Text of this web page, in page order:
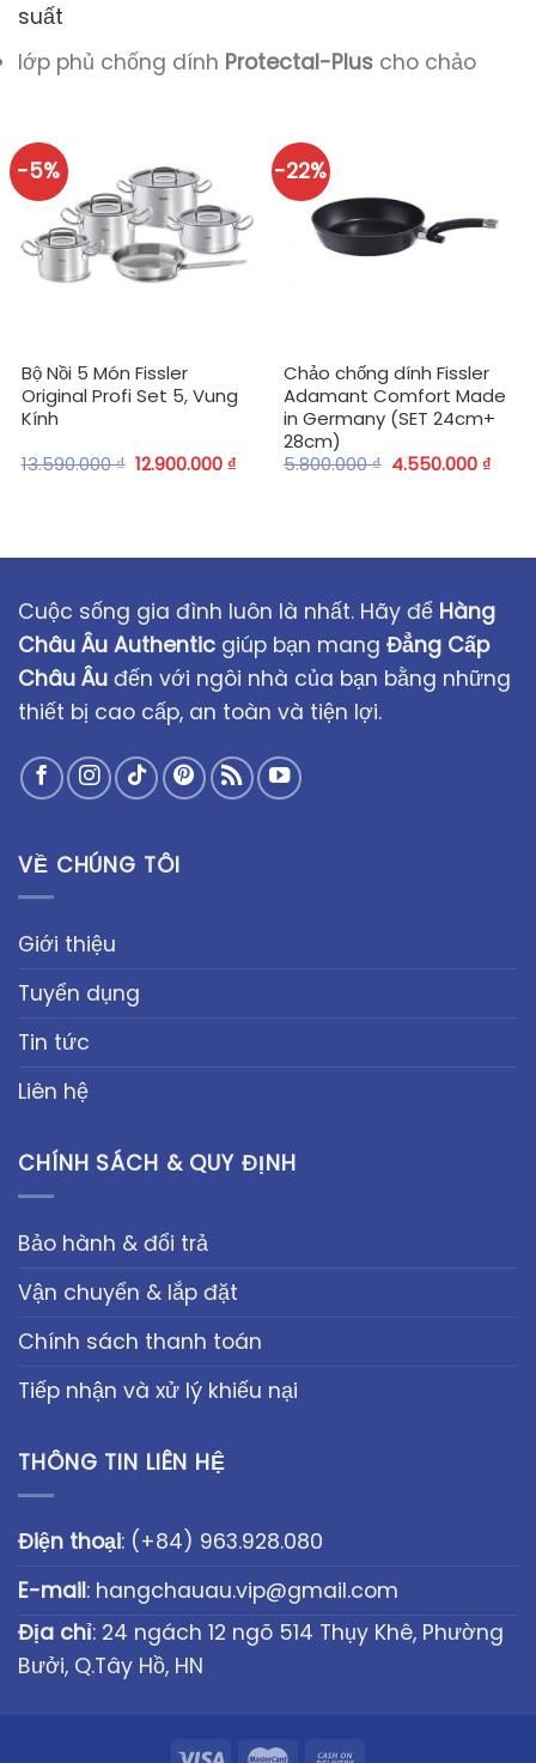
suất
lớp phủ chống dính Protectal-Plus cho chảo
-5%
Bộ Nồi 5 Món Fissler
Original Profi Set 5, Vung
Kính
13.590.000₫ 12.900.000 ₫
-22%
Chảo chống dính Fissler
Adamant Comfort Made
in Germany (SET 24cm+
28cm)
5.800.000₫ 4.550.000 ₫
Cuộc sống gia đình luôn là nhất. Hãy để Hàng
Châu Âu Authentic giúp bạn mang Đẳng Cấp
Châu Âu đến với ngôi nhà của bạn bằng những
thiết bị cao cấp, an toàn và tiện lợi.
VỀ CHÚNG TÔI
Giới thiệu
Tuyển dụng
Tin tức
Liên hệ
CHÍNH SÁCH & QUY ĐỊNH
Bảo hành & đổi trả
Vận chuyển & lắp đặt
Chính sách thanh toán
Tiếp nhận và xử lý khiếu nại
THÔNG TIN LIÊN HỆ
Điện thoại: (+84) 963.928.080
E-mail: hangchauau.vip@gmail.com
Địa chỉ: 24 ngách 12 ngõ 514 Thụy Khê, Phường
Bưởi, Q.Tây Hồ, HN